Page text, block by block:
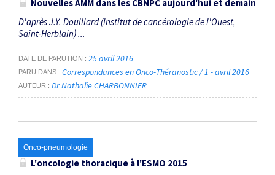
Nouvelles AMM dans les CBNPC aujourd'hui et demain
D'après J.Y. Douillard (Institut de cancérologie de l'Ouest,
Saint-Herblain) ...
DATE DE PARUTION 25 avril 2016
PARU DANS Correspondances en Onco-Théranostic / 1 - avril 2016
AUTEUR Dr Nathalie CHARBONNIER
Onco-pneumologie
L'oncologie thoracique à l'ESMO 2015